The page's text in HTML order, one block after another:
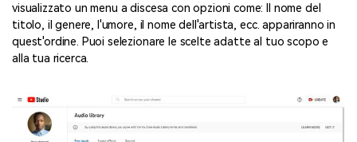
visualizzato un menu a discesa con opzioni come: Il nome del
titolo, il genere, l'umore, il nome dell'artista, ecc. appariranno in
quest'ordine. Puoi selezionare le scelte adatte al tuo scopo e
alla tua ricerca.